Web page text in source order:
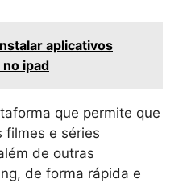
aplicativos
ipad
que permite que
filmes e séries
de outras
de forma rápida e